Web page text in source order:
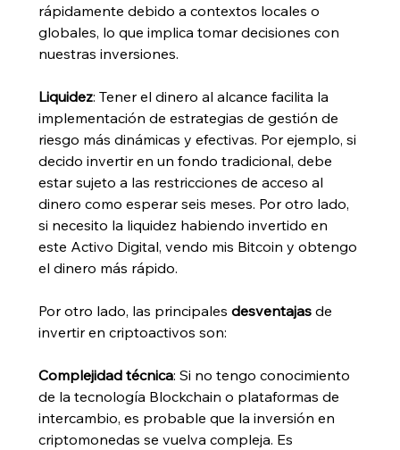
rápidamente debido a contextos locales o
globales, lo que implica tomar decisiones con
nuestras inversiones.
Liquidez: Tener el dinero al alcance facilita la
implementación de estrategias de gestión de
riesgo más dinámicas y efectivas. Por ejemplo, si
decido invertir en un fondo tradicional, debe
estar sujeto a las restricciones de acceso al
dinero como esperar seis meses. Por otro lado,
si necesito la liquidez habiendo invertido en
este Activo Digital, vendo mis Bitcoin y obtengo
el dinero más rápido.
Por otro lado, las principales desventajas de
invertir en criptoactivos son:
Complejidad técnica: Si no tengo conocimiento
de la tecnología Blockchain o plataformas de
intercambio, es probable que la inversión en
criptomonedas se vuelva compleja. Es